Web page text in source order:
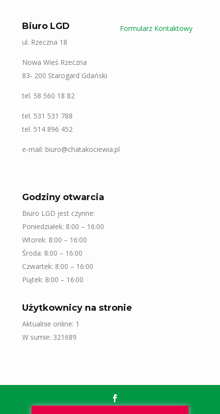
Biuro LGD
ul. Rzeczna 18
Nowa Wieś Rzeczna
83- 200 Starogard Gdański
tel. 58 560 18 82
tel. 531 531 788
tel. 514 896 452
e-mail: biuro@chatakociewia.pl
Formularz Kontaktowy
Godziny otwarcia
Biuro LGD jest czynne:
Poniedziałek: 8:00 – 16:00
Wtorek: 8:00 – 16:00
Środa: 8:00 – 16:00
Czwartek: 8:00 – 16:00
Piątek: 8:00 – 16:00
Użytkownicy na stronie
Aktualnie online: 1
W sumie: 321689